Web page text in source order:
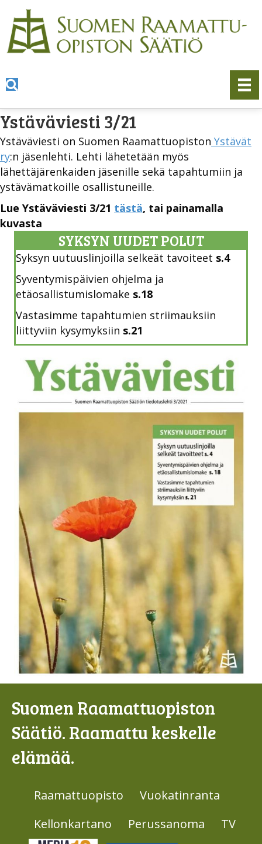
Ystäväviesti 3/21
Ystäväviesti on Suomen Raamattuopiston Ystävät
ry:n jäsenlehti. Lehti lähetetään myös
lähettäjärenkaiden jäsenille sekä tapahtumiin ja
ystävämatkoille osallistuneille.
Lue Ystäväviesti 3/21 tästä, tai painamalla
kuvasta
SYKSYN UUDET POLUT
Syksyn uutuuslinjoilla selkeät tavoiteet s.4
Syventymispäivien ohjelma ja
etäosallistumislomake s.18
Vastasimme tapahtumien striimauksiin
liittyviin kysymyksiin s.21
Suomen Raamattuopiston
Säätiö. Raamattu keskelle
elämää.
Raamattuopisto
Vuokatinranta
Kellonkartano
Perussanoma
TV